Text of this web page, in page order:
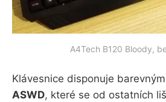
A4Tech B120 Bloody,
Klávesnice disponuje
ASWD, které se od ostatních